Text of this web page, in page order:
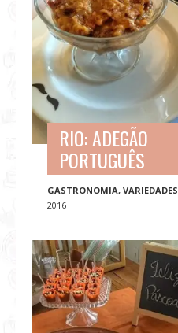
RIO: ADEGÃO
PORTUGUÊS
GASTRONOMIA, VARIEDADES
2016